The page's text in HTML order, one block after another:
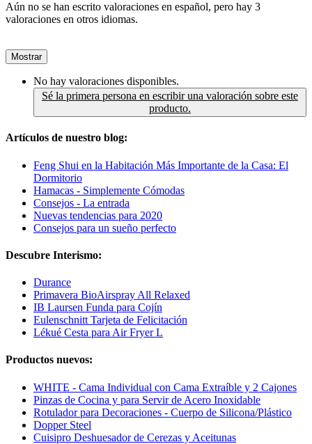
Aún no se han escrito valoraciones en español, pero hay 3
valoraciones en otros idiomas.
Mostrar
No hay valoraciones disponibles.
Sé la primera persona en escribir una valoración sobre este
producto.
Artículos de nuestro blog:
Feng Shui en la Habitación Más Importante de la Casa: El
Dormitorio
Hamacas - Simplemente Cómodas
Consejos - La entrada
Nuevas tendencias para 2020
Consejos para un sueño perfecto
Descubre Interismo:
Durance
Primavera BioAirspray All Relaxed
IB Laursen Funda para Cojín
Eulenschnitt Tarjeta de Felicitación
Lékué Cesta para Air Fryer L
Productos nuevos:
WHITE - Cama Individual con Cama Extraíble y 2 Cajones
Pinzas de Cocina y para Servir de Acero Inoxidable
Rotulador para Decoraciones - Cuerpo de Silicona/Plástico
Dopper Steel
Cuisipro Deshuesador de Cerezas y Aceitunas